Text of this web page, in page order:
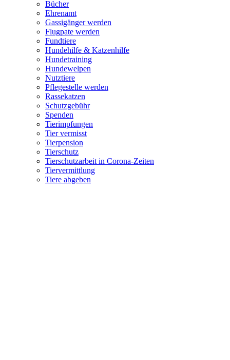
Bücher
Ehrenamt
Gassigänger werden
Flugpate werden
Fundtiere
Hundehilfe & Katzenhilfe
Hundetraining
Hundewelpen
Nutztiere
Pflegestelle werden
Rassekatzen
Schutzgebühr
Spenden
Tierimpfungen
Tier vermisst
Tierpension
Tierschutz
Tierschutzarbeit in Corona-Zeiten
Tiervermittlung
Tiere abgeben